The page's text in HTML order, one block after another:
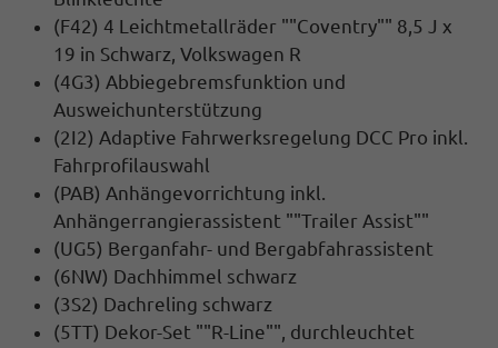
(F42) 4 Leichtmetallräder ""Coventry"" 8,5 J x
19 in Schwarz, Volkswagen R
(4G3) Abbiegebremsfunktion und
Ausweichunterstützung
(2I2) Adaptive Fahrwerksregelung DCC Pro inkl.
Fahrprofilauswahl
(PAB) Anhängevorrichtung inkl.
Anhängerrangierassistent ""Trailer Assist""
(UG5) Berganfahr- und Bergabfahrassistent
(6NW) Dachhimmel schwarz
(3S2) Dachreling schwarz
(5TT) Dekor-Set ""R-Line"", durchleuchtet